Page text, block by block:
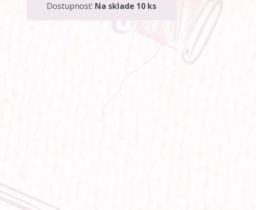
Dostupnosť: Na sklade 10 ks